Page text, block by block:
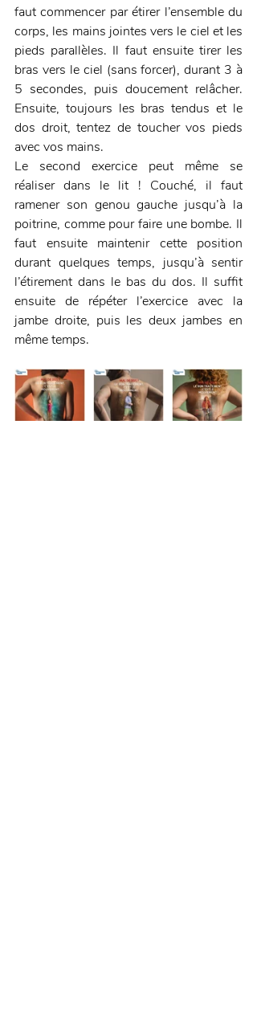
faut commencer par étirer l’ensemble du
corps, les mains jointes vers le ciel et les
pieds parallèles. Il faut ensuite tirer les
bras vers le ciel (sans forcer), durant 3 à
5 secondes, puis doucement relâcher.
Ensuite, toujours les bras tendus et le
dos droit, tentez de toucher vos pieds
avec vos mains.
Le second exercice peut même se
réaliser dans le lit ! Couché, il faut
ramener son genou gauche jusqu’à la
poitrine, comme pour faire une bombe. Il
faut ensuite maintenir cette position
durant quelques temps, jusqu’à sentir
l’étirement dans le bas du dos. Il suffit
ensuite de répéter l’exercice avec la
jambe droite, puis les deux jambes en
même temps.